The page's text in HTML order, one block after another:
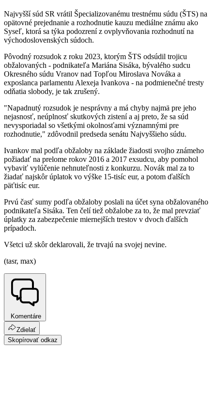
Najvyšší súd SR vrátil Špecializovanému trestnému súdu (ŠTS) na
opätovné prejednanie a rozhodnutie kauzu mediálne známu ako
Syseľ, ktorá sa týka podozrení z ovplyvňovania rozhodnutí na
východoslovenských súdoch.
Pôvodný rozsudok z roku 2023, ktorým ŠTS odsúdil trojicu
obžalovaných - podnikateľa Mariána Sisáka, bývalého sudcu
Okresného súdu Vranov nad Topľou Miroslava Nováka a
exposlanca parlamentu Alexeja Ivankova - na podmienečné tresty
odňatia slobody, je tak zrušený.
"Napadnutý rozsudok je nesprávny a má chyby najmä pre jeho
nejasnosť, neúplnosť skutkových zistení a aj preto, že sa súd
nevysporiadal so všetkými okolnosťami významnými pre
rozhodnutie," zdôvodnil predseda senátu Najvyššieho súdu.
Ivankov mal podľa obžaloby na základe žiadosti svojho známeho
požiadať na prelome rokov 2016 a 2017 exsudcu, aby pomohol
vybaviť vylúčenie nehnuteľnosti z konkurzu. Novák mal za to
žiadať najskôr úplatok vo výške 15-tisíc eur, a potom ďalších
päťtisíc eur.
Prvú časť sumy podľa obžaloby poslali na účet syna obžalovaného
podnikateľa Sisáka. Ten čelí tiež obžalobe za to, že mal prevziať
úplatky za zabezpečenie miernejších trestov v dvoch ďalších
prípadoch.
Všetci už skôr deklarovali, že trvajú na svojej nevine.
(tasr, max)
Komentáre
Zdielať
Skopírovať odkaz